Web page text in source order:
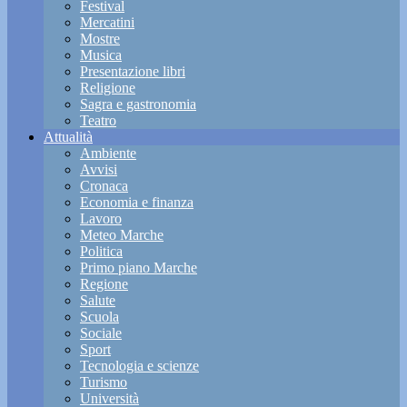
Festival
Mercatini
Mostre
Musica
Presentazione libri
Religione
Sagra e gastronomia
Teatro
Attualità
Ambiente
Avvisi
Cronaca
Economia e finanza
Lavoro
Meteo Marche
Politica
Primo piano Marche
Regione
Salute
Scuola
Sociale
Sport
Tecnologia e scienze
Turismo
Università